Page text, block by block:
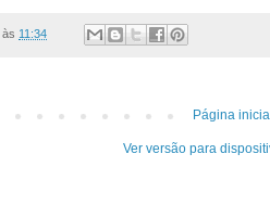
às 11:34
Página
Ver versão para